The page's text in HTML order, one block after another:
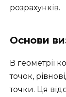
розрахунків.
Основи
В геометрії
точок,
точки. Ця